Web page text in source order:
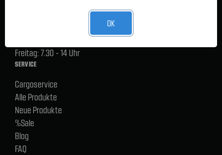
Lager Lauenstein (Warenabholungen):
Montag - Donnerstag: 7.30 - 15 Uhr
Freitag: 7.30 - 14 Uhr
SERVICE
Cargoservice
Alle Produkte
Neue Produkte
%Sale
Blog
FAQ
OK